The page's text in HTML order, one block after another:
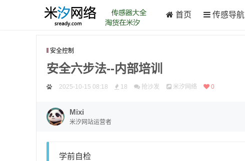
首页 传感导航
安全控制
安全六步法--内部培训
2025-10-15 08:18 18 抢沙发 米汐网络 0
Mixi
米汐网站运营者
学前自检